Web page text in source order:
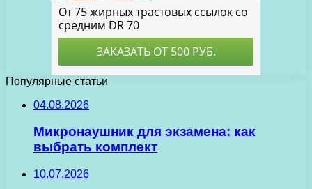
Популярные статьи
04.08.2026
Микронаушник для экзамена: как
выбрать комплект
10.07.2026